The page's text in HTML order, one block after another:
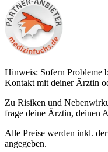
Hinweis: Sofern Probleme
Kontakt mit deiner Ärztin
Zu Risiken und
frage deine Ärztin, deinen
Alle Preise werden inkl.
angegeben.